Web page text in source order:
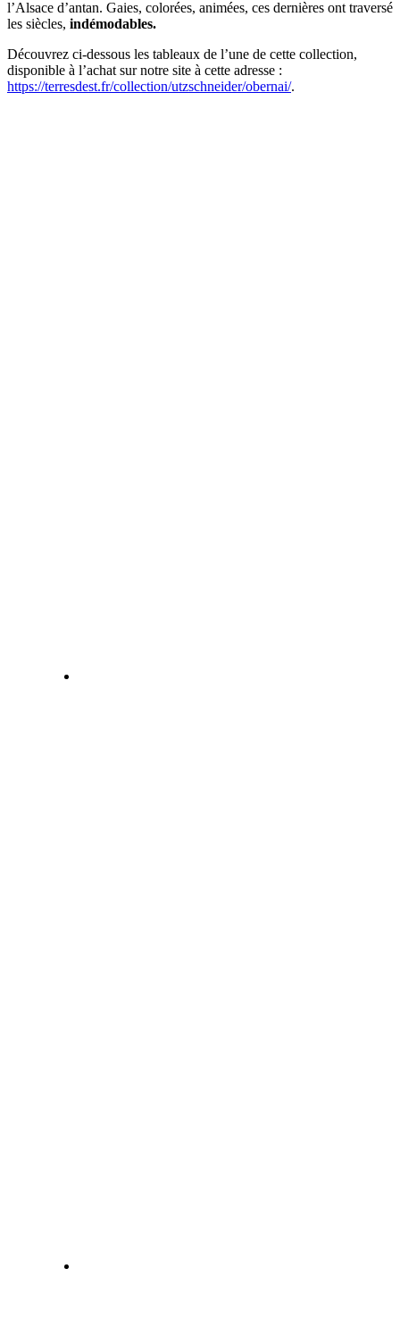
l’Alsace d’antan. Gaies, colorées, animées, ces dernières ont traversé
les siècles, indémodables.
Découvrez ci-dessous les tableaux de l’une de cette collection,
disponible à l’achat sur notre site à cette adresse :
https://terresdest.fr/collection/utzschneider/obernai/.